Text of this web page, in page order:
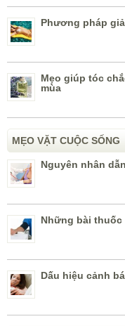
Phương pháp
Mẹo giúp tóc
mùa
MẸO VẶT CUỘC SỐNG
Nguyên nhân
Những bài
Dấu hiệu cảnh